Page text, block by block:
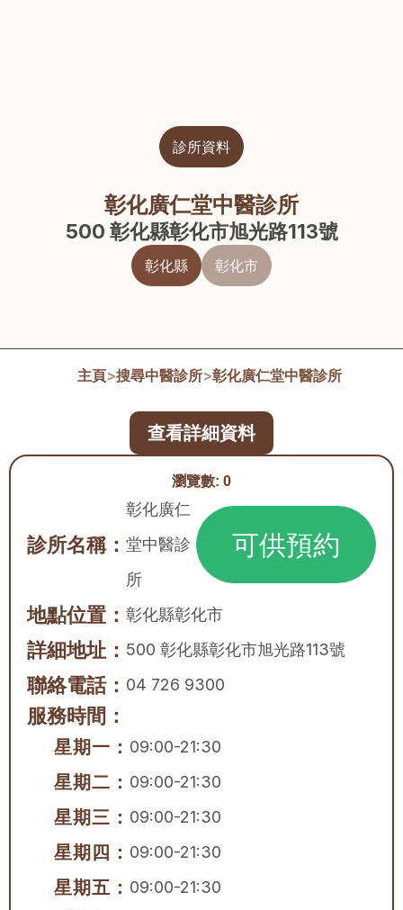
診所資料
彰化廣仁堂中醫診所
500 彰化縣彰化市旭光路113號
彰化縣 彰化市
主頁>搜尋中醫診所>彰化廣仁堂中醫診所
瀏覽數: 0
診所名稱：
彰化廣仁
堂中醫診
所
可供預約
地點位置： 彰化縣彰化市
詳細地址： 500 彰化縣彰化市旭光路113號
聯絡電話： 04 726 9300
服務時間：
星期一： 09:00-21:30
星期二： 09:00-21:30
星期三： 09:00-21:30
星期四： 09:00-21:30
星期五： 09:00-21:30
查看詳細資料